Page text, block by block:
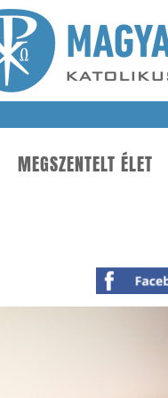
MEGSZENTELT ÉLET